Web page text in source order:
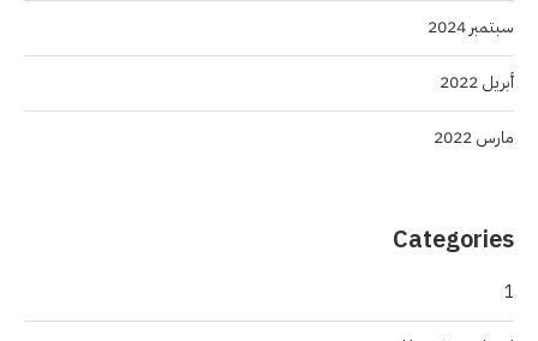
سبتمبر 2024
أبريل 2022
مارس 2022
Categories
1